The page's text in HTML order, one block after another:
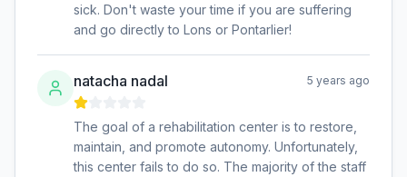
sick. Don't waste your time if you are suffering
and go directly to Lons or Pontarlier!
natacha nadal 5 years ago
The goal of a rehabilitation center is to restore,
maintain, and promote autonomy. Unfortunately,
this center fails to do so. The majority of the staff